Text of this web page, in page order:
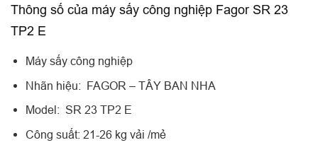
Thông số của máy sấy công nghiệp Fagor SR 23
TP2 E
Máy sấy công nghiệp
Nhãn hiệu: FAGOR – TÂY BAN NHA
Model: SR 23 TP2 E
Công suất: 21-26 kg vải /mẻ